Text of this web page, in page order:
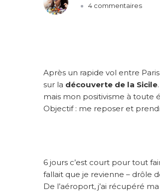
4 commentairess
e
#
1
e
r
m
Après un rapide vol entre
sur la découverte de la Sicile
mais mon positivisme à toute
Objectif : me reposer et
6 jours c’est court pour tout
fallait que je revienne – drôle
De l’aéroport, j’ai récupéré